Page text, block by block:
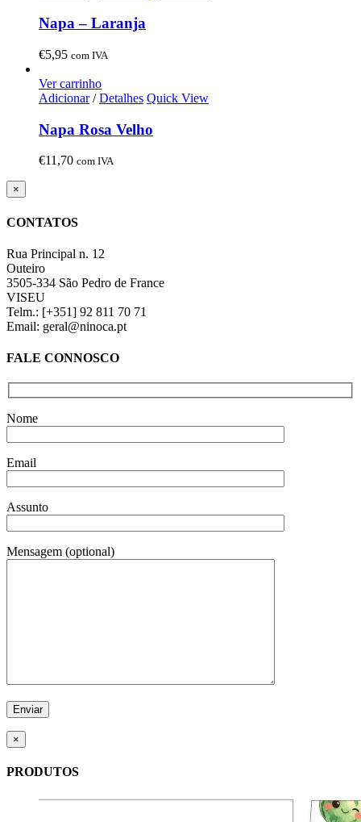
Napa – Laranja
€5,95 com IVA
Ver carrinho
Adicionar/ Detalhes Quick View
Napa Rosa Velho
€11,70 com IVA
Close
product
view
×
CONTATOS
Rua Principal n. 12
Outeiro
3505-334 São Pedro de France
VISEU
Telm.: [+351] 92 811 70 71
Email: geral@ninoca.pt
FALE CONNOSCO
Nome
Email
Assunto
Mensagem (optional)
×
PRODUTOS